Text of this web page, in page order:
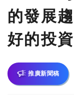
的發展
好的投
推廣新聞稿